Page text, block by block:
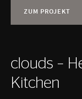
ZUM PROJEKT
clouds –
Kitchen